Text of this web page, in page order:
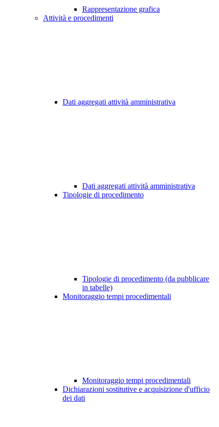
Rappresentazione grafica
Attività e procedimenti
Dati aggregati attività amministrativa
Dati aggregati attività amministrativa
Tipologie di procedimento
Tipologie di procedimento (da pubblicare
in tabelle)
Monitoraggio tempi procedimentali
Monitoraggio tempi procedimentali
Dichiarazioni sostitutive e acquisizione d'ufficio
dei dati